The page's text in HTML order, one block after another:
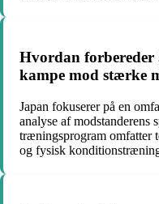
Hvordan
kampe mod stærke
Japan fokuserer på en
analyse af modstanderens
træningsprogram omfatter
og fysisk